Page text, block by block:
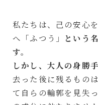
私たちは、己の安心
へ「ふつう」
という
す。
しかし、大人の身勝
去った後に残るもの
て自らの輪郭を見失